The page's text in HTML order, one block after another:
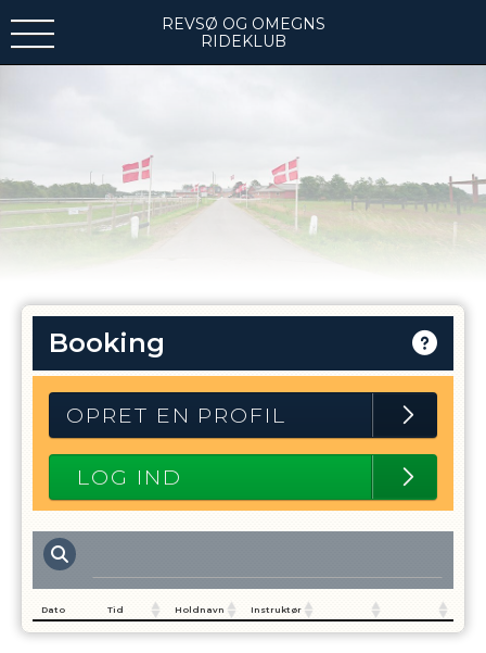
REVSØ OG OMEGNS
RIDEKLUB
Booking
OPRET EN PROFIL
Dato Tid Holdnavn Instruktør